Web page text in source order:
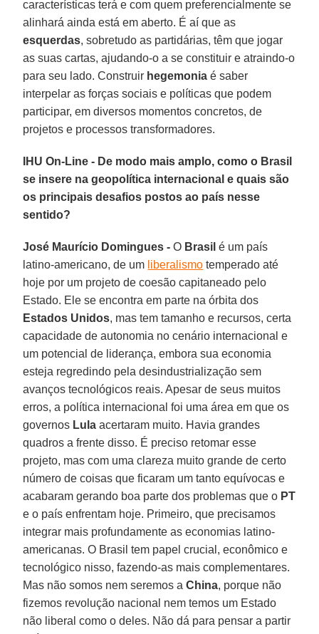
características terá e com quem preferencialmente se
alinhará ainda está em aberto. É aí que as
esquerdas, sobretudo as partidárias, têm que jogar
as suas cartas, ajudando-o a se constituir e atraindo-o
para seu lado. Construir hegemonia é saber
interpelar as forças sociais e políticas que podem
participar, em diversos momentos concretos, de
projetos e processos transformadores.
IHU On-Line - De modo mais amplo, como o Brasil
se insere na geopolítica internacional e quais são
os principais desafios postos ao país nesse
sentido?
José Maurício Domingues - O Brasil é um país
latino-americano, de um liberalismo temperado até
hoje por um projeto de coesão capitaneado pelo
Estado. Ele se encontra em parte na órbita dos
Estados Unidos, mas tem tamanho e recursos, certa
capacidade de autonomia no cenário internacional e
um potencial de liderança, embora sua economia
esteja regredindo pela desindustrialização sem
avanços tecnológicos reais. Apesar de seus muitos
erros, a política internacional foi uma área em que os
governos Lula acertaram muito. Havia grandes
quadros a frente disso. É preciso retomar esse
projeto, mas com uma clareza muito grande de certo
número de coisas que ficaram um tanto equívocas e
acabaram gerando boa parte dos problemas que o PT
e o país enfrentam hoje. Primeiro, que precisamos
integrar mais profundamente as economias latino-
americanas. O Brasil tem papel crucial, econômico e
tecnológico nisso, fazendo-as mais complementares.
Mas não somos nem seremos aChina, porque não
fizemos revolução nacional nem temos um Estado
não liberal como o deles. Não dá para pensar a partir